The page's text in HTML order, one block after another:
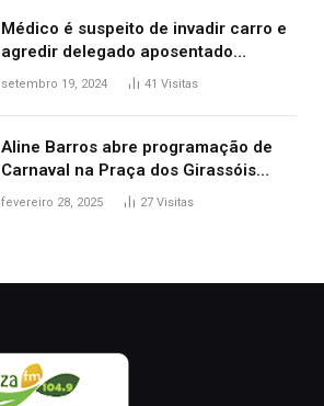
Médico é suspeito de invadir carro e
agredir delegado aposentado
durante confusão no trânsito
setembro 19, 2024 41 Visitas
Aline Barros abre programação de
Carnaval na Praça dos Girassóis
nesta sexta-feira, em Palmas
fevereiro 28, 2025 27 Visitas